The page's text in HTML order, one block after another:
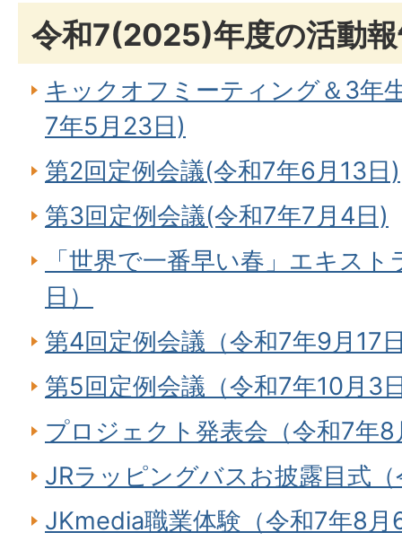
令和7(2025)年度の活動
キックオフミーティング＆3年
7年5月23日)
第2回定例会議(令和7年6月13日)
第3回定例会議(令和7年7月4日)
「世界で一番早い春」エキス
日）
第4回定例会議（令和7年9月17
第5回定例会議（令和7年10月3
プロジェクト発表会（令和7年
JRラッピングバスお披露目式
JKmedia職業体験（令和7年8月